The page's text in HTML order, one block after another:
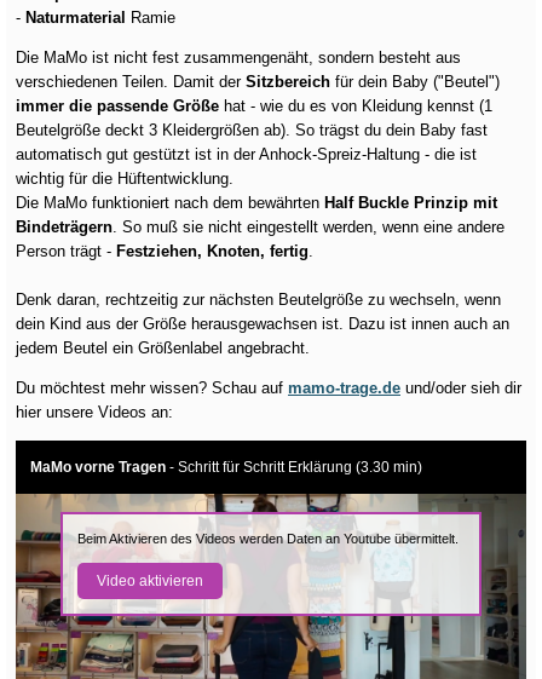
- Naturmaterial Ramie
Die MaMo ist nicht fest zusammengenäht, sondern besteht aus
verschiedenen Teilen. Damit der Sitzbereich für dein Baby ("Beutel")
immer die passende Größe hat - wie du es von Kleidung kennst (1
Beutelgröße deckt 3 Kleidergrößen ab). So trägst du dein Baby fast
automatisch gut gestützt ist in der Anhock-Spreiz-Haltung - die ist
wichtig für die Hüftentwicklung.
Die MaMo funktioniert nach dem bewährten Half Buckle Prinzip mit
Bindeträgern . So muß sie nicht eingestellt werden, wenn eine andere
Person trägt - Festziehen, Knoten, fertig
Denk daran, rechtzeitig zur nächsten Beutelgröße zu wechseln, wenn
dein Kind aus der Größe herausgewachsen ist. Dazu ist innen auch an
jedem Beutel ein Größenlabel angebracht.
Du möchtest mehr wissen? Schau auf mamo-trage.de und/oder sieh dir
hier unsere Videos an:
MaMo vorne Tragen - Schritt für Schritt Erklärung (3.30 min)
Beim Aktivieren des Videos werden Daten an Youtube übermittelt.
Video aktivieren